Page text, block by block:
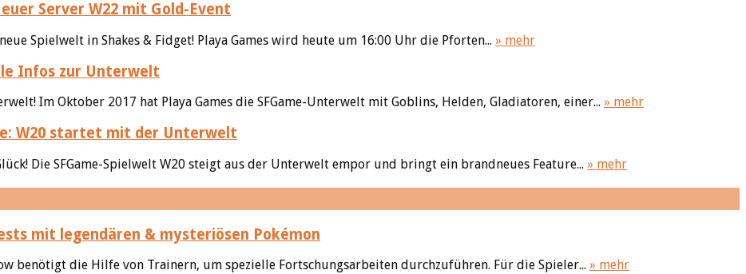
Server W22 mit Gold-Event
Spielwelt in Shakes & Fidget! Playa Games wird heute um 16:00 Uhr die Pforten... » mehr
Infos zur Unterwelt
Im Oktober 2017 hat Playa Games die SFGame-Unterwelt mit Goblins, Helden, Gladiatoren, einer... » mehr
W20 startet mit der Unterwelt
Die SFGame-Spielwelt W20 steigt aus der Unterwelt empor und bringt ein brandneues Feature... » mehr
mit legendären & mysteriösen Pokémon
benötigt die Hilfe von Trainern, um spezielle Fortschungsarbeiten durchzuführen. Für die Spieler... » mehr